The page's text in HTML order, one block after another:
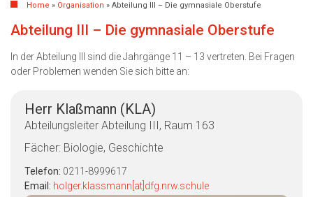
Home » Organisation » Abteilung III – Die gymnasiale Oberstufe
Abteilung III – Die gymnasiale Oberstufe
In der Abteilung III sind die Jahrgänge 11 – 13 vertreten. Bei Fragen
oder Problemen wenden Sie sich bitte an:
Herr Klaßmann (KLA)
Abteilungsleiter Abteilung III, Raum 163
Fächer: Biologie, Geschichte
Telefon: 0211-8999617
Email: holger.klassmann[at]dfg.nrw.schule